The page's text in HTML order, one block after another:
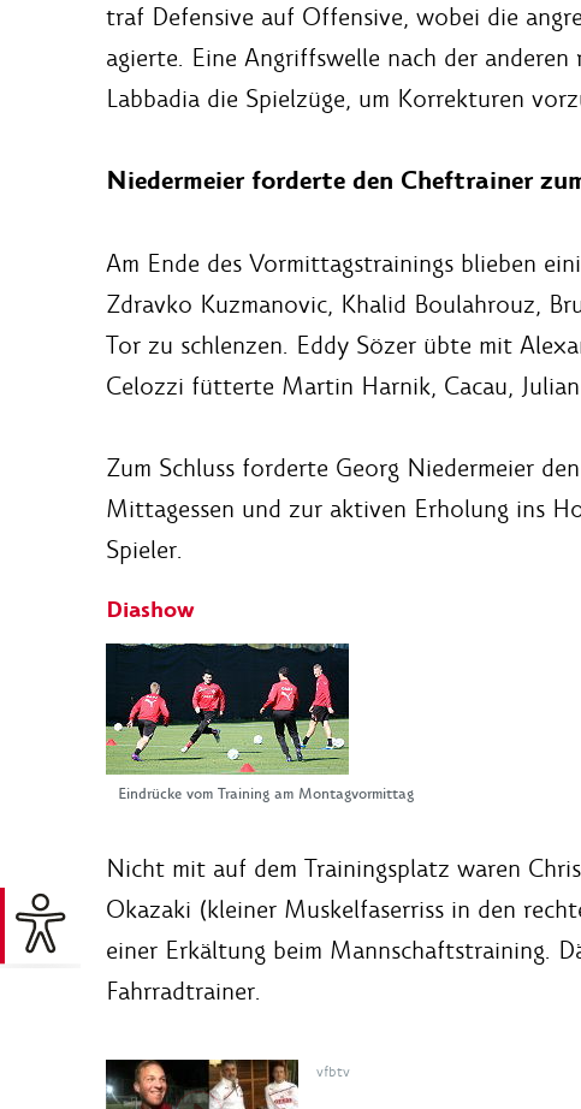
traf Defensive auf Offensive, wobei die
agierte. Eine Angriffswelle nach der
Labbadia die Spielzüge, um Korrekturen
Niedermeier forderte den Cheftrainer
Am Ende des Vormittagstrainings blieben
Zdravko Kuzmanovic, Khalid Boulahrouz,
Tor zu schlenzen. Eddy Sözer übte mit
Celozzi fütterte Martin Harnik, Cacau,
Zum Schluss forderte Georg Niedermeier
Mittagessen und zur aktiven Erholung ins
Spieler.
Diashow
Eindrücke vom Training am Montagvormittag
Nicht mit auf dem Trainingsplatz waren
Okazaki (kleiner Muskelfaserriss in den
einer Erkältung beim Mannschaftstraining.
Fahrradtrainer.
vfbtv